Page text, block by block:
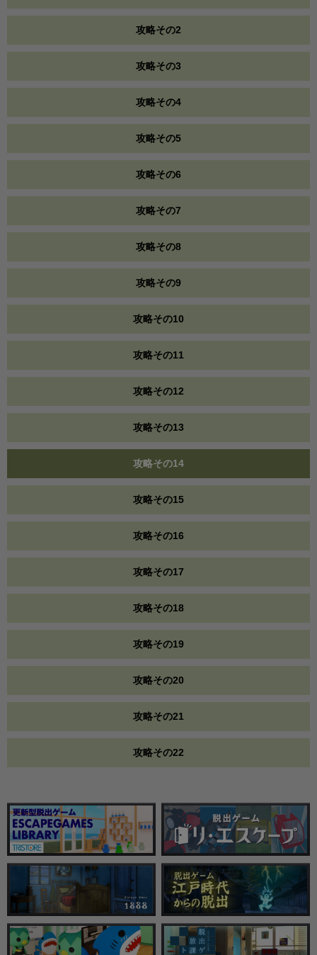
攻略その2
攻略その3
攻略その4
攻略その5
攻略その6
攻略その7
攻略その8
攻略その9
攻略その10
攻略その11
攻略その12
攻略その13
攻略その14
攻略その15
攻略その16
攻略その17
攻略その18
攻略その19
攻略その20
攻略その21
攻略その22